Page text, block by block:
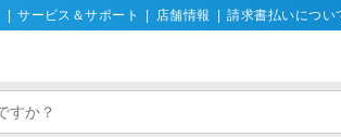
サービス＆サポート 店舗情報 請求書払いについ